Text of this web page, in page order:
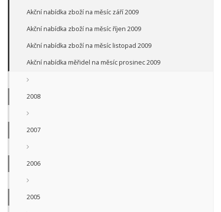
Akční nabídka zboží na měsíc září 2009
Akční nabídka zboží na měsíc říjen 2009
Akční nabídka zboží na měsíc listopad 2009
Akční nabídka měřidel na měsíc prosinec 2009
2008
2007
2006
2005